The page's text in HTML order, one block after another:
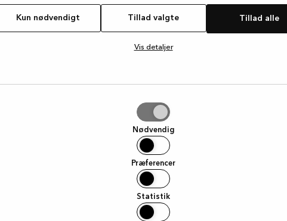
Kun nødvendigt Tillad valgte Tillad alle
Vis detaljer
Nødvendig
Præferencer
Statistik